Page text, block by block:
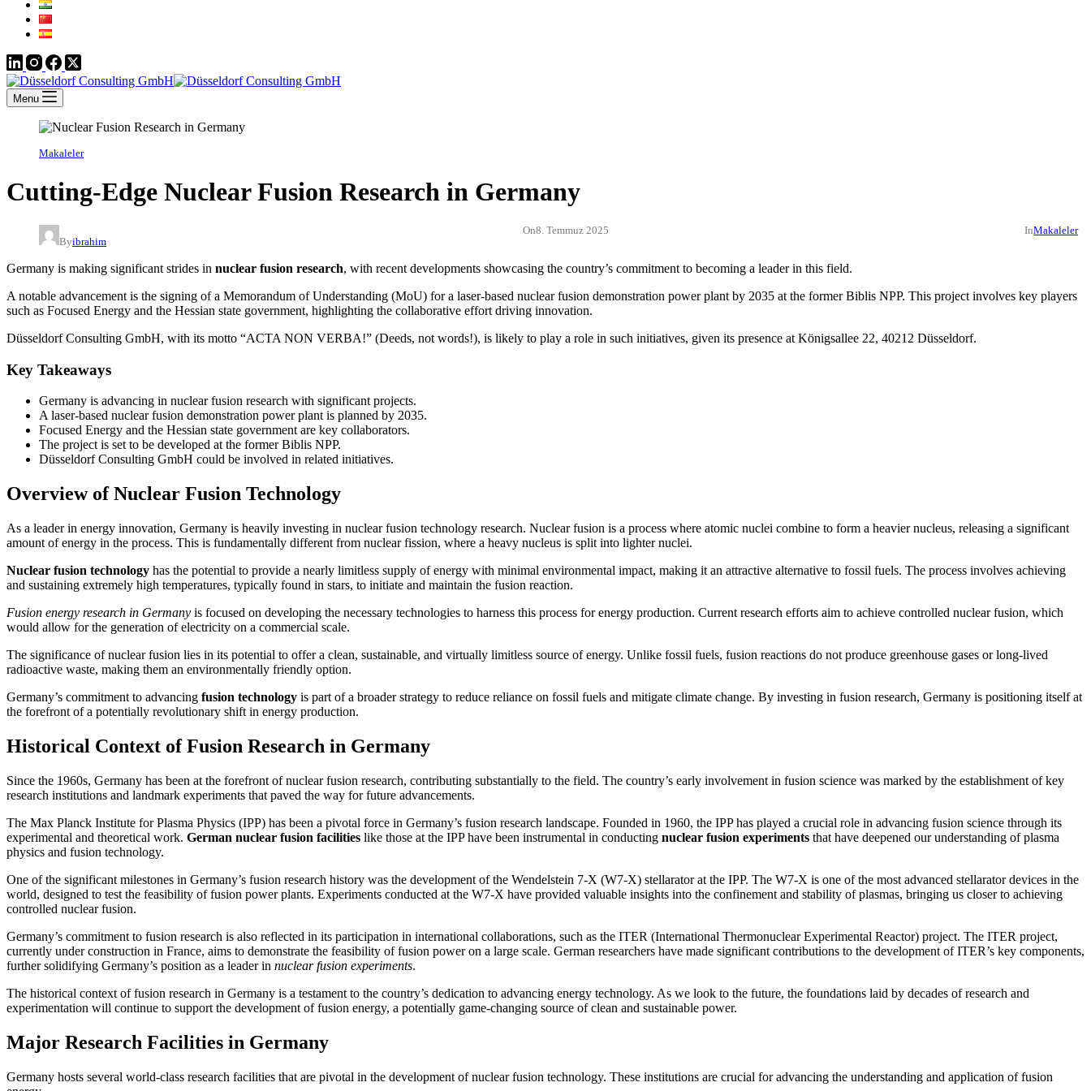
Menu
Makaleler
Cutting-Edge Nuclear Fusion Research in Germany
Byibrahim
On8. Temmuz 2025 InMakaleler
Germany is making significant strides in nuclear fusion research, with recent developments showcasing the country’s commitment to becoming a leader in this field.
A notable advancement is the signing of a Memorandum of Understanding (MoU) for a laser-based nuclear fusion demonstration power plant by 2035 at the former Biblis NPP. This project involves key players
such as Focused Energy and the Hessian state government, highlighting the collaborative effort driving innovation.
Düsseldorf Consulting GmbH, with its motto “ACTA NON VERBA!” (Deeds, not words!), is likely to play a role in such initiatives, given its presence at Königsallee 22, 40212 Düsseldorf.
Key Takeaways
Germany is advancing in nuclear fusion research with significant projects.
A laser-based nuclear fusion demonstration power plant is planned by 2035.
Focused Energy and the Hessian state government are key collaborators.
The project is set to be developed at the former Biblis NPP.
Düsseldorf Consulting GmbH could be involved in related initiatives.
Overview of Nuclear Fusion Technology
As a leader in energy innovation, Germany is heavily investing in nuclear fusion technology research. Nuclear fusion is a process where atomic nuclei combine to form a heavier nucleus, releasing a significant
amount of energy in the process. This is fundamentally different from nuclear fission, where a heavy nucleus is split into lighter nuclei.
Nuclear fusion technology has the potential to provide a nearly limitless supply of energy with minimal environmental impact, making it an attractive alternative to fossil fuels. The process involves achieving
and sustaining extremely high temperatures, typically found in stars, to initiate and maintain the fusion reaction.
Fusion energy research in Germany is focused on developing the necessary technologies to harness this process for energy production. Current research efforts aim to achieve controlled nuclear fusion, which
would allow for the generation of electricity on a commercial scale.
The significance of nuclear fusion lies in its potential to offer a clean, sustainable, and virtually limitless source of energy. Unlike fossil fuels, fusion reactions do not produce greenhouse gases or long-lived
radioactive waste, making them an environmentally friendly option.
Germany’s commitment to advancing fusion technology is part of a broader strategy to reduce reliance on fossil fuels and mitigate climate change. By investing in fusion research, Germany is positioning itself at
the forefront of a potentially revolutionary shift in energy production.
Historical Context of Fusion Research in Germany
Since the 1960s, Germany has been at the forefront of nuclear fusion research, contributing substantially to the field. The country’s early involvement in fusion science was marked by the establishment of key
research institutions and landmark experiments that paved the way for future advancements.
The Max Planck Institute for Plasma Physics (IPP) has been a pivotal force in Germany’s fusion research landscape. Founded in 1960, the IPP has played a crucial role in advancing fusion science through its
experimental and theoretical work. German nuclear fusion facilities like those at the IPP have been instrumental in conducting nuclear fusion experiments that have deepened our understanding of plasma
physics and fusion technology.
One of the significant milestones in Germany’s fusion research history was the development of the Wendelstein 7-X (W7-X) stellarator at the IPP. The W7-X is one of the most advanced stellarator devices in the
world, designed to test the feasibility of fusion power plants. Experiments conducted at the W7-X have provided valuable insights into the confinement and stability of plasmas, bringing us closer to achieving
controlled nuclear fusion.
Germany’s commitment to fusion research is also reflected in its participation in international collaborations, such as the ITER (International Thermonuclear Experimental Reactor) project. The ITER project,
currently under construction in France, aims to demonstrate the feasibility of fusion power on a large scale. German researchers have made significant contributions to the development of ITER’s key components,
further solidifying Germany’s position as a leader in nuclear fusion experiments.
The historical context of fusion research in Germany is a testament to the country’s dedication to advancing energy technology. As we look to the future, the foundations laid by decades of research and
experimentation will continue to support the development of fusion energy, a potentially game-changing source of clean and sustainable power.
Major Research Facilities in Germany
Germany hosts several world-class research facilities that are pivotal in the development of nuclear fusion technology. These institutions are crucial for advancing the understanding and application of fusion